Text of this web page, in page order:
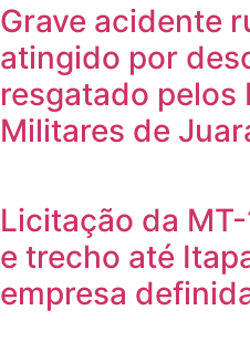
Grave acidente
atingido por
resgatado pelos
Militares de
Licitação da
e trecho até
empresa